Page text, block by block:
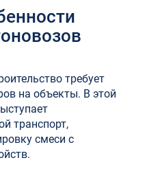
требует
на объекты. В этой
транспорт,
смеси с